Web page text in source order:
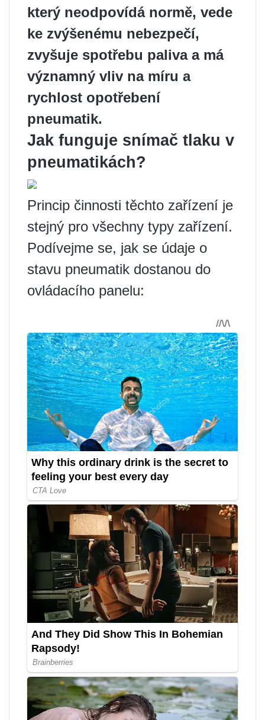
který neodpovídá normě, vede
ke zvýšenému nebezpečí,
zvyšuje spotřebu paliva a má
významný vliv na míru a
rychlost opotřebení
pneumatik.
Jak funguje snímač tlaku v
pneumatikách?
Princip činnosti těchto zařízení je
stejný pro všechny typy zařízení.
Podívejme se, jak se údaje o
stavu pneumatik dostanou do
ovládacího panelu: